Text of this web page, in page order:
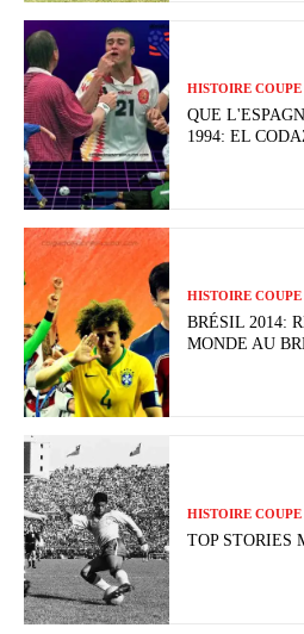
HISTOIRE
QUE
1994: EL
HISTOIRE
BRÉSIL 2014:
MONDE AU
HISTOIRE
TOP STORIES